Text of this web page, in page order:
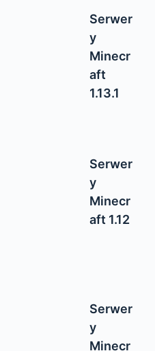
Serwer
y
Minecr
aft
1.13.1
Serwer
y
Minecr
aft 1.12
Serwer
y
Minecr